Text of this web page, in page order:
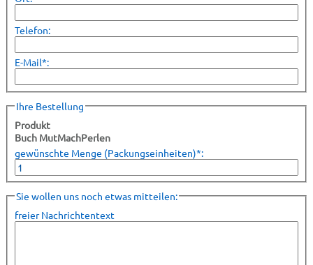
Telefon:
E-Mail*:
Ihre Bestellung
Produkt
Buch MutMachPerlen
gewünschte Menge (Packungseinheiten)*:
Sie wollen uns noch etwas mitteilen:
freier Nachrichtentext